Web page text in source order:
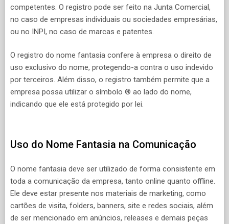
competentes. O registro pode ser feito na Junta Comercial,
no caso de empresas individuais ou sociedades empresárias,
ou no INPI, no caso de marcas e patentes.
O registro do nome fantasia confere à empresa o direito de
uso exclusivo do nome, protegendo-a contra o uso indevido
por terceiros. Além disso, o registro também permite que a
empresa possa utilizar o símbolo ® ao lado do nome,
indicando que ele está protegido por lei.
Uso do Nome Fantasia na Comunicação
O nome fantasia deve ser utilizado de forma consistente em
toda a comunicação da empresa, tanto online quanto offline.
Ele deve estar presente nos materiais de marketing, como
cartões de visita, folders, banners, site e redes sociais, além
de ser mencionado em anúncios, releases e demais peças